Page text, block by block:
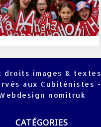
droits images & textes
aux Cubiténistes -
nomitruk
CATÉGORIES